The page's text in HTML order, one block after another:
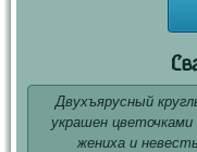
Двухъярусный
украшен
жениха и